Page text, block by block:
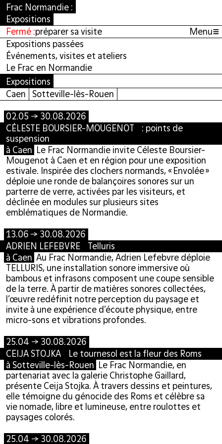
Frac Normandie :
Expositions
Fermé :préparer sa visite Menu≡
Expositions passées
Événements, visites et ateliers
Le Frac en Normandie
Expositions
Caen
Sotteville-lès-Rouen
02.05 → 30.08.2026
CÉLESTE BOURSIER-MOUGENOT : points de
suspension
à Caen Le Frac Normandie invite Céleste Boursier-
Mougenot à Caen et en région pour une exposition
estivale. Inspirée des clochers normands, « Envolée »
déploie une ronde de balançoires sonores sur un
parterre de verre, activées par les visiteurs, et
déclinée en modules sur plusieurs sites
emblématiques de Normandie.
13.06 → 30.08.2026
ADRIEN LEFEBVRE Telluris
à Caen Au Frac Normandie, Adrien Lefebvre déploie
TELLURIS, une installation sonore immersive où
bambous et infrasons composent une coupe sensible
de la terre. À partir de matières sonores collectées,
l’œuvre redéfinit notre perception du paysage et
invite à une expérience d’écoute physique, entre
micro-sons et vibrations profondes.
25.04 → 30.08.2026
CEIJA STOJKA Le tournesol est la fleur des Roms
à Sotteville-lès-Rouen Le Frac Normandie, en
partenariat avec la galerie Christophe Gaillard,
présente Ceija Stojka. À travers dessins et peintures,
elle témoigne du génocide des Roms et célèbre sa
vie nomade, libre et lumineuse, entre roulottes et
paysages colorés.
25.04 → 30.08.2026